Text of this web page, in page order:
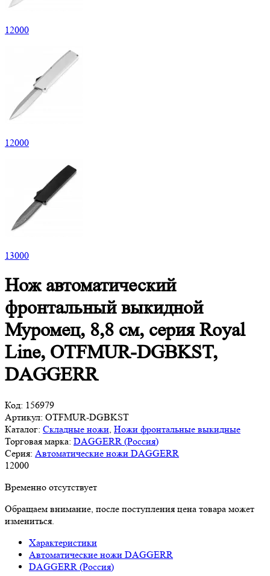
12000
12000
13000
Нож автоматический
фронтальный выкидной
Муромец, 8,8 см, серия Royal
Line, OTFMUR-DGBKST,
DAGGERR
Код: 156979
Артикул: OTFMUR-DGBKST
Каталог: Складные ножи Ножи фронтальные выкидные
Торговая марка: DAGGERR (Россия)
Серия: Автоматические ножи DAGGERR
12000
Временно отсутствует
Обращаем внимание, после поступления цена товара может
измениться.
Характеристики
Автоматические ножи DAGGERR
DAGGERR (Россия)